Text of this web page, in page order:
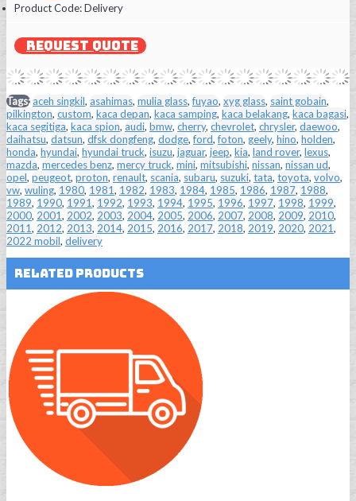
Product Code:Delivery
REQUEST QUOTE
Tags:aceh singkil, asahimas, mulia glass,fuyao, xyg glass, saint gobain,
pilkington, custom, kaca depan, kaca samping, kaca belakang, kaca bagasi,
kaca segitiga, kaca spion, audi, bmw, cherry, chevrolet, chrysler, daewoo,
daihatsu, datsun, dfsk dongfeng, dodge,ford,foton, geely, hino, holden,
honda, hyundai, hyundai truck, isuzu, jaguar, jeep, kia, land rover, lexus,
mazda, mercedes benz, mercy truck, mini, mitsubishi, nissan, nissan ud,
opel, peugeot, proton, renault, scania, subaru, suzuki, tata, toyota, volvo,
vw, wuling, 1980, 1981, 1982, 1983, 1984, 1985, 1986, 1987, 1988,
1989, 1990, 1991, 1992, 1993, 1994, 1995, 1996, 1997, 1998, 1999,
2000, 2001, 2002, 2003, 2004, 2005, 2006, 2007, 2008, 2009, 2010,
2011, 2012, 2013, 2014, 2015, 2016, 2017, 2018, 2019, 2020, 2021,
2022 mobil, delivery
Related Products